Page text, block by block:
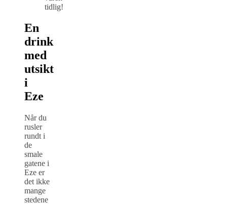
tidlig!
En
drink
med
utsikt
i
Eze
Når du
rusler
rundt i
de
smale
gatene i
Eze er
det ikke
mange
stedene